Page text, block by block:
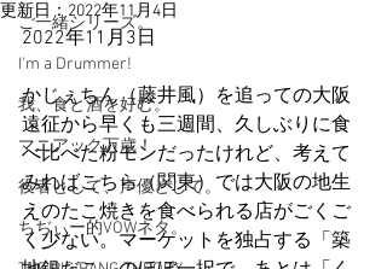
ご一緒シリーズ。
I'm a Drummer!
我、食と酒を好む。
マニアック万歳！
役者として、声優として。
ちぢぃー的VOWネタ。
更新日：2022年11月4日
2022年11月3日
かじぇちん（藤井風）を追っての大阪
遠征から早くも三週間、久しぶりに食
べ比べた粉モンだったけれど、考えて
みればこちら（関東）では大阪の地生
えのたこ焼きを食べられる店がごくご
く少ない。マーケットを独占する「築